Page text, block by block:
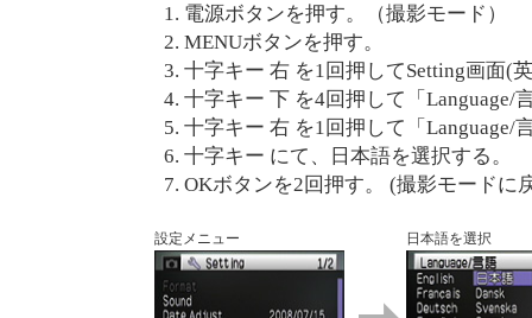
電源ボタンを押す。（撮影モード）
MENUボタンを押す。
十字キー 右 を1回押してSetting画面(
十字キー 下 を4回押して「Language/
十字キー 右 を1回押して「Language/
十字キー にて、日本語を選択する。
OKボタンを2回押す。 (撮影モードに
設定メニュー 日本語を選択